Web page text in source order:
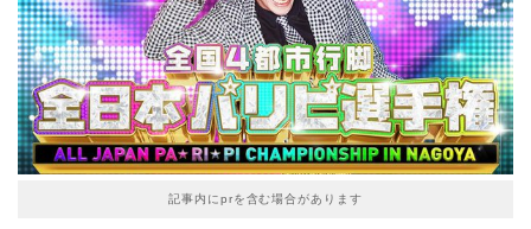
記事内にprを含む場合があります